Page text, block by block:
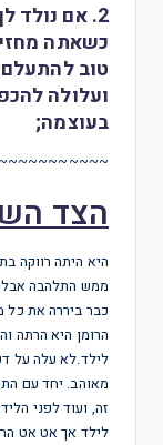
2. אם נולד
כשאתה
טוב
ועלולה
בעוצמה;
הצד
ממש התלהבה אבל
כבר ביררה את כל
הרומן היא הרתה
לילד.לא עלה על
מאוהב. יחד עם
זה, ועוד לפני
לילד אך אט אט